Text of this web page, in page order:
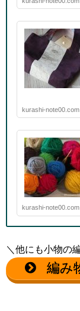
kurashi-note00.com
kurashi-note00.com
＼他にも小物の
編み